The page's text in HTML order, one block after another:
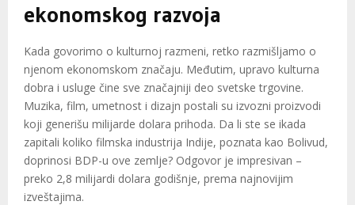
ekonomskog razvoja
Kada govorimo o kulturnoj razmeni, retko razmišljamo o
njenom ekonomskom značaju. Međutim, upravo kulturna
dobra i usluge čine sve značajniji deo svetske trgovine.
Muzika, film, umetnost i dizajn postali su izvozni proizvodi
koji generišu milijarde dolara prihoda. Da li ste se ikada
zapitali koliko filmska industrija Indije, poznata kao Bolivud,
doprinosi BDP-u ove zemlje? Odgovor je impresivan –
preko 2,8 milijardi dolara godišnje, prema najnovijim
izveštajima.